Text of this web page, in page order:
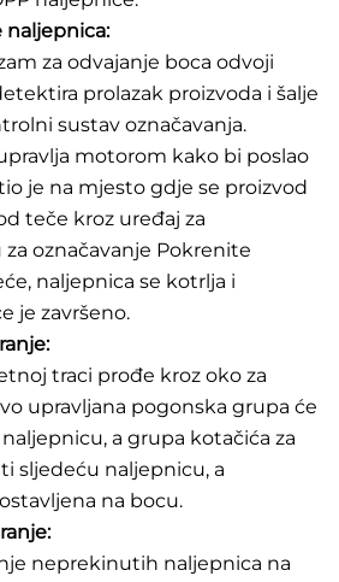
naljepnica:
za odvajanje boca odvoji
prolazak proizvoda i šalje
sustav označavanja.
motorom kako bi poslao
je na mjesto gdje se proizvod
teče kroz uređaj za
označavanje Pokrenite
naljepnica se kotrlja i
je završeno.
traci prođe kroz oko za
upravljana pogonska grupa će
a grupa kotačića za
sljedeću naljepnicu, a
na bocu.
neprekinutih naljepnica na